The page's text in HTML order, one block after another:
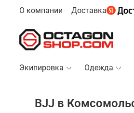
О компании Доставка
Экипировка Одежда
BJJ в